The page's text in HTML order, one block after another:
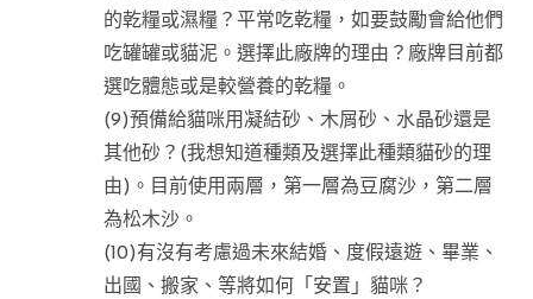
的乾糧或濕糧？平常吃乾糧，如要鼓勵會給他們
吃罐罐或貓泥。選擇此廠牌的理由？廠牌目前都
選吃體態或是較營養的乾糧。
(9)預備給貓咪用凝結砂、木屑砂、水晶砂還是
其他砂？(我想知道種類及選擇此種類貓砂的理
由)。目前使用兩層，第一層為豆腐沙，第二層
為松木沙。
(10)有沒有考慮過未來結婚、度假遠遊、畢業、
出國、搬家、等將如何「安置」貓咪？